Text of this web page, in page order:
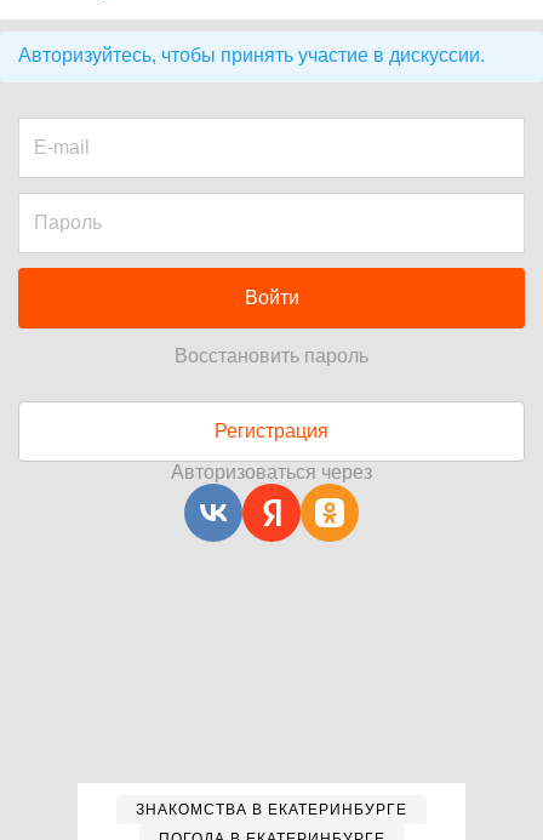
Авторизуйтесь, чтобы принять участие в дискуссии.
Войти
Восстановить пароль
Регистрация
Авторизоваться через
ЗНАКОМСТВА В ЕКАТЕРИНБУРГЕ